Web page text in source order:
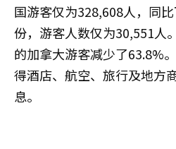
国游客仅为328,608人，同
份，游客人数仅为30,551人
的加拿大游客减少了
得酒店、航空、旅行及地方
息。